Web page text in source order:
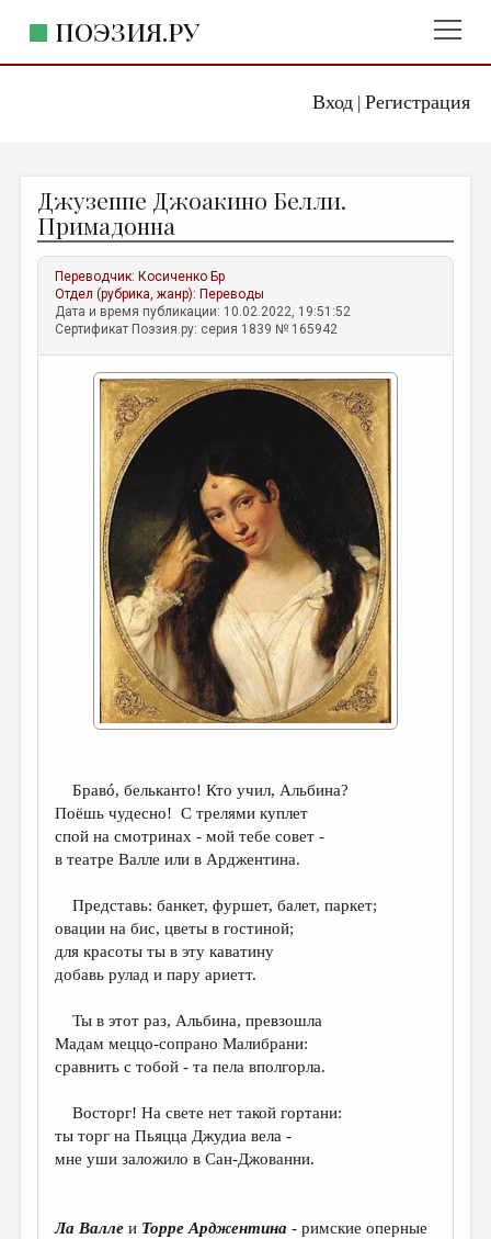
Вход| Регистрация
ПОЭЗИЯ.РУ
ЖАНРЫ
АВТОРЫ
КОММЕНТАРИИ
ЛИТСАЛОН
ПРАВИЛА САЙТА
ОТДЕЛЫ И РУБРИКИ
ИЗБРАННОЕ
ДАЙДЖЕСТ
ПРОИЗВЕДЕНИЯ
ПЕРЕВОДЫ
КОНКУРСЫ
ДЕТСКАЯ КОМНАТА
КНИЖНАЯ ПОЛКА
СТРАНИЦЫ ПАМЯТИ
ОБЪЯВЛЕНИЯ
РЕДКОЛЛЕГИЯ
ОТ РЕДАКЦИИ
МАЛАЯ ПРОЗА
ЭССЕИСТИКА
ЛИТЕРАТУРОВЕДЕНИЕ
КУЛЬТУРОВЕДЕНИЕ
ПУБЛИЦИСТИКА
ЦИКЛЫ ПУБЛИКАЦИЙ
Джузеппе Джоакино Белли.
Примадонна
Переводчик: Косиченко Бр
Отдел (рубрика, жанр): Переводы
Дата и время публикации: 10.02.2022, 19:51:52
Сертификат Поэзия.ру: серия 1839 № 165942
Бравó, бельканто! Кто учил, Альбина?
Поёшь чудесно! С трелями куплет
спой на смотринах - мой тебе совет -
в театре Валле или в Арджентина.
Представь: банкет, фуршет, балет, паркет;
овации на бис, цветы в гостиной;
для красоты ты в эту каватину
добавь рулад и пару ариетт.
Ты в этот раз, Альбина, превзошла
Мадам меццо-сопрано Малибрани:
сравнить с тобой - та пела вполгорла.
Восторг! На свете нет такой гортани:
ты торг на Пьяцца Джудиа вела -
мне уши заложило в Сан-Джованни.
Ла Валле и Торре Арджентина-римские оперные